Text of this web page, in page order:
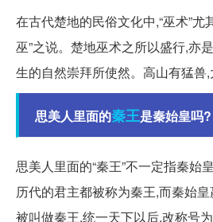
在古代楚地的民俗文化中,“巫术”尤
巫”之说。楚地巫术之所以盛行,亦
生的自然崇拜所使然。高山有猛兽,
思美人里面的秦王是秦始皇吗?
思美人里面的“秦王”不一定指秦始
历代的君主都被称为秦王,而秦始
被叫做秦王,统一天下以后,改称号为